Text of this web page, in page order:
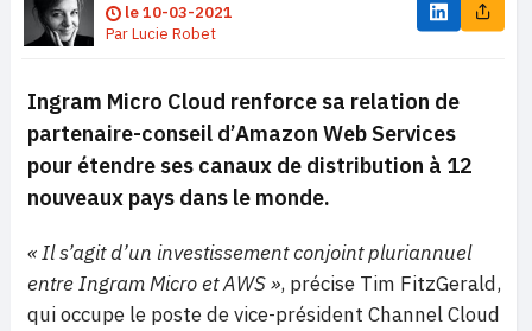
le10-03-2021
ParLucie Robet
Ingram Micro Cloud renforce sa relation de
partenaire-conseil d’Amazon Web Services
pour étendre ses canaux de distribution à 12
nouveaux pays dans le monde.
« Il s’agit d’un investissement conjoint pluriannuel
entre Ingram Micro et AWS », précise Tim FitzGerald,
qui occupe le poste de vice-président Channel Cloud